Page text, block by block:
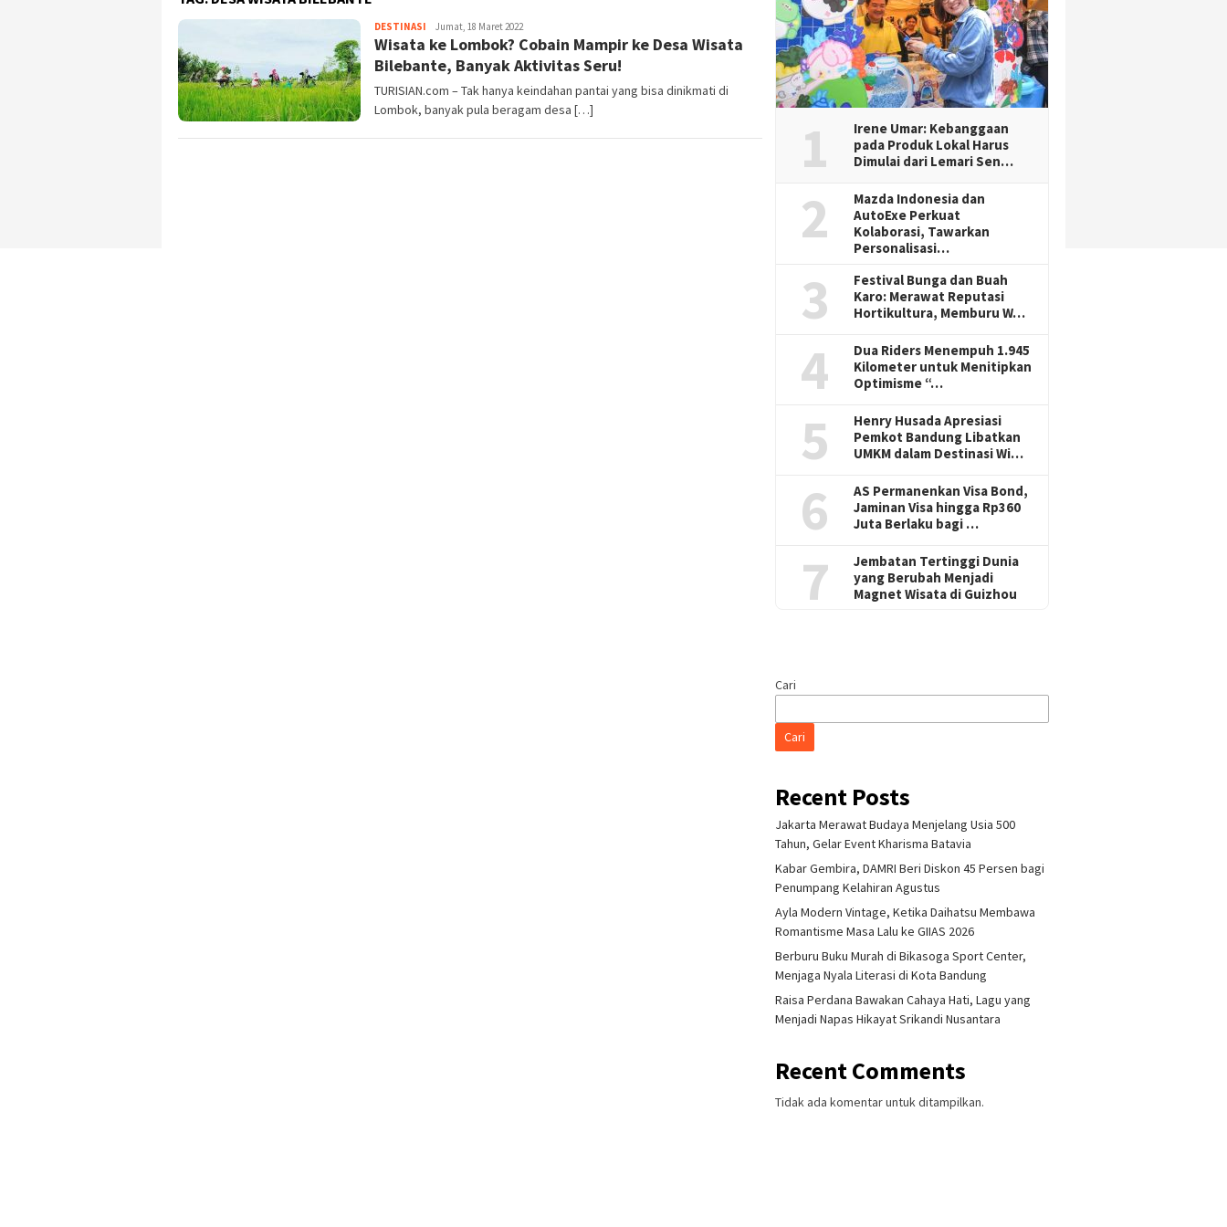
DESTINASI Iwan
Gunawan
Jumat, 18 Maret 2022
Wisata ke Lombok? Cobain Mampir ke Desa Wisata
Bilebante, Banyak Aktivitas Seru!
TURISIAN.com – Tak hanya keindahan pantai yang bisa dinikmati di
Lombok, banyak pula beragam desa […]
1
Irene Umar: Kebanggaan
pada Produk Lokal Harus
Dimulai dari Lemari Sen…
2
Mazda Indonesia dan
AutoExe Perkuat
Kolaborasi, Tawarkan
Personalisasi…
3
Festival Bunga dan Buah
Karo: Merawat Reputasi
Hortikultura, Memburu W…
4
Dua Riders Menempuh 1.945
Kilometer untuk Menitipkan
Optimisme “…
5
Henry Husada Apresiasi
Pemkot Bandung Libatkan
UMKM dalam Destinasi Wi…
6
AS Permanenkan Visa Bond,
Jaminan Visa hingga Rp360
Juta Berlaku bagi …
7
Jembatan Tertinggi Dunia
yang Berubah Menjadi
Magnet Wisata di Guizhou
Cari
Cari
Recent Posts
Jakarta Merawat Budaya Menjelang Usia 500
Tahun, Gelar Event Kharisma Batavia
Kabar Gembira, DAMRI Beri Diskon 45 Persen bagi
Penumpang Kelahiran Agustus
Ayla Modern Vintage, Ketika Daihatsu Membawa
Romantisme Masa Lalu ke GIIAS 2026
Berburu Buku Murah di Bikasoga Sport Center,
Menjaga Nyala Literasi di Kota Bandung
Raisa Perdana Bawakan Cahaya Hati, Lagu yang
Menjadi Napas Hikayat Srikandi Nusantara
Recent Comments
Tidak ada komentar untuk ditampilkan.